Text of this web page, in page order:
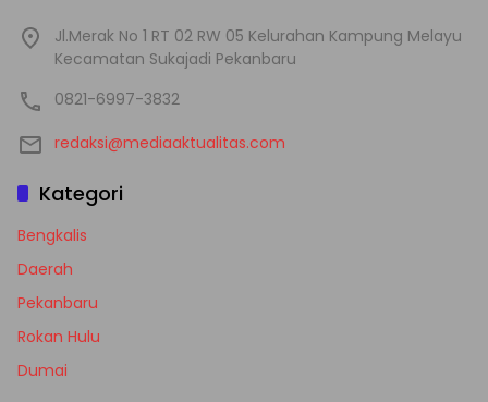
Jl.Merak No 1 RT 02 RW 05 Kelurahan Kampung Melayu
Kecamatan Sukajadi Pekanbaru
0821-6997-3832
redaksi@mediaaktualitas.com
Kategori
Bengkalis
Daerah
Pekanbaru
Rokan Hulu
Dumai